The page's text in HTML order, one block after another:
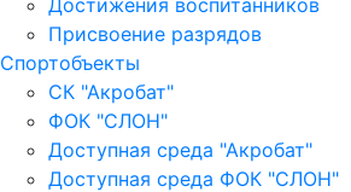
Достижения воспитанников
Присвоение разрядов
Спортобъекты
СК "Акробат"
ФОК "СЛОН"
Доступная среда "Акробат"
Доступная среда ФОК "СЛОН"